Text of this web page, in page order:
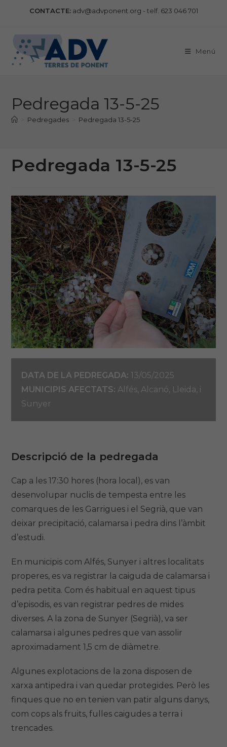
CONTACTE:adv@advponent.org - telf. 623 046 701
Menú
Pedregada 13-5-25
Pedregades Pedregada 13-5-25
Pedregada 13-5-25
DATA DE LA PEDREGADA: 13/05/2025
MUNICIPIS AFECTATS: Alfés, Alcanó, Lleida, i
Sunyer
Descripció de la pedregada
Cap a les 17:30 hores (hora local), es van
desenvolupar nuclis de tempesta entre les
comarques de les Garrigues i el Segrià, que van
deixar precipitació, calamarsa i pedra dins l’àmbit
d’estudi.
En municipis com Alfés, Sunyer i altres localitats
properes, es va registrar la caiguda de calamarsa i
pedra petita. Com és habitual en aquest tipus
d’episodis, es van registrar pedres de mides
diverses. A la zona de Sunyer (Segrià), va ser
calamarsa i algunes pedres que van assolir
aproximadament 1,5 cm de diàmetre.
Algunes explotacions de la zona disposen de
xarxa antipedra i van quedar protegides. Però les
finques que no en tenien van patir alguns danys,
com cops als fruits, fulles caigudes a terra i
trencades.